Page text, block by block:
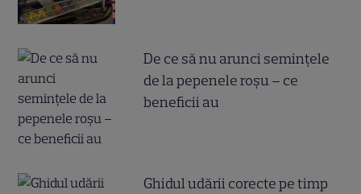
De ce să nu arunci semințele
de la pepenele roșu – ce
beneficii au
Ghidul udării corecte pe timp